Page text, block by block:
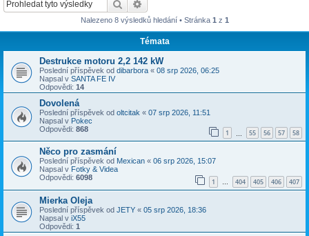
Hledat
Nalezeno 8 výsledků hledání • Stránka 1 z 1
Témata
Destrukce motoru 2,2 142 kW
Poslední příspěvek od dibarbora « 08 srp 2026, 06:25
Napsal v SANTA FE IV
Odpovědi: 14
Dovolená
Poslední příspěvek od oltcitak « 07 srp 2026, 11:51
Napsal v Pokec
Odpovědi: 868 1 55 56 57 58
Něco pro zasmání
Poslední příspěvek od Mexican « 06 srp 2026, 15:07
Napsal v Fotky & Videa
Odpovědi: 6098 1 … 404 405 406 407
Mierka Oleja
Poslední příspěvek od JETY « 05 srp 2026, 18:36
Napsal v iX55
Odpovědi: 1